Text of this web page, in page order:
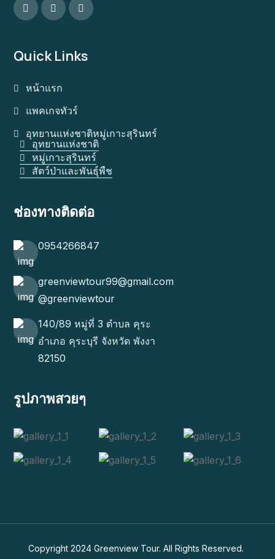
Quick Links
หน้าแรก
แพคเกจทัวร์
อุทยานแห่งชาติหมู่เกาะสุรินทร์
อุทยานแห่งชาติ
หมู่เกาะสุรินทร์
สัตว์ป่าและพันธุ์พืช
ช่องทางติดต่อ
0954266847
greenviewtour99@gmail.com
@greenviewtour
140/89 หมู่ที่ 3 ตำบล คุระ
อำเภอ คุระบุรี จังหวัด พังงา
82150
รูปภาพสวยๆ
Copyright 2024 Greenview Tour. All Rights Reserved.